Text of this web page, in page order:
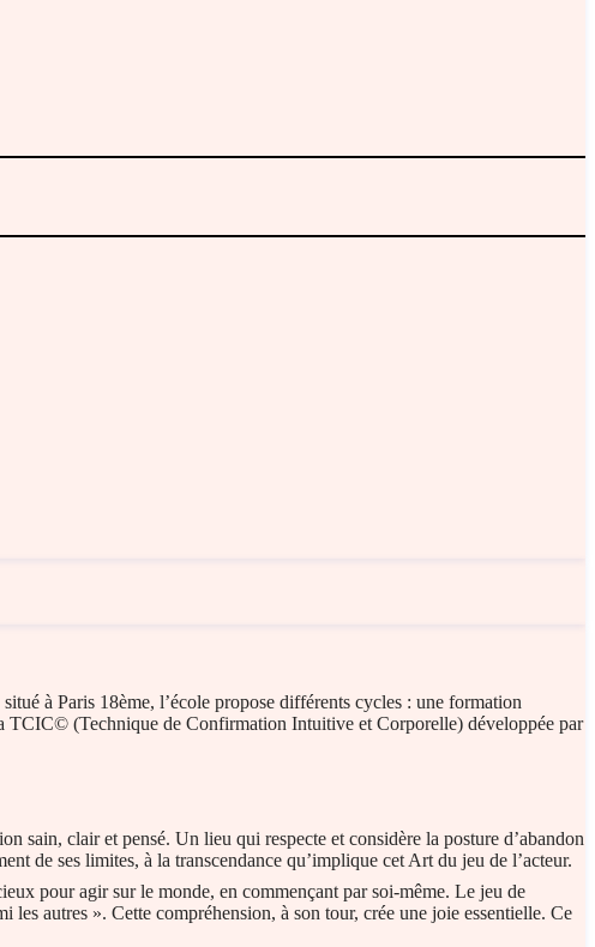
à Paris 18ème, l’école propose différents cycles : une formation
TCIC© (Technique de Confirmation Intuitive et Corporelle) développée par
sain, clair et pensé. Un lieu qui respecte et considère la posture d’abandon
de ses limites, à la transcendance qu’implique cet Art du jeu de l’acteur.
pour agir sur le monde, en commençant par soi-même. Le jeu de
les autres ». Cette compréhension, à son tour, crée une joie essentielle. Ce